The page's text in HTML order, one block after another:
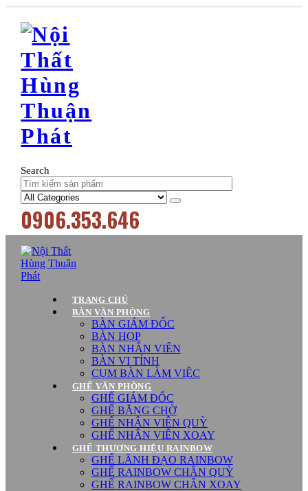
Search
0906.353.646
TRANG CHỦ
BÀN VĂN PHÒNG
BÀN GIÁM ĐỐC
BÀN HỌP
BÀN NHÂN VIÊN
BÀN VI TÍNH
CỤM BÀN LÀM VIỆC
GHẾ VĂN PHÒNG
GHẾ GIÁM ĐỐC
GHẾ BĂNG CHỜ
GHẾ NHÂN VIÊN QUỲ
GHẾ NHÂN VIÊN XOAY
GHẾ THƯƠNG HIỆU RAINBOW
GHẾ LÃNH ĐẠO RAINBOW
GHẾ RAINBOW CHÂN QUỲ
GHẾ RAINBOW CHÂN XOAY